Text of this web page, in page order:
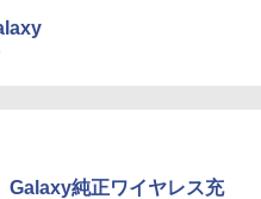
Galaxy純正ワイヤレス充